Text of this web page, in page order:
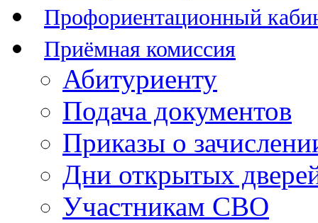
Профориентационный
Приёмная комиссия
Абитуриенту
Подача документов
Приказы о
Дни открытых
Участникам СВО